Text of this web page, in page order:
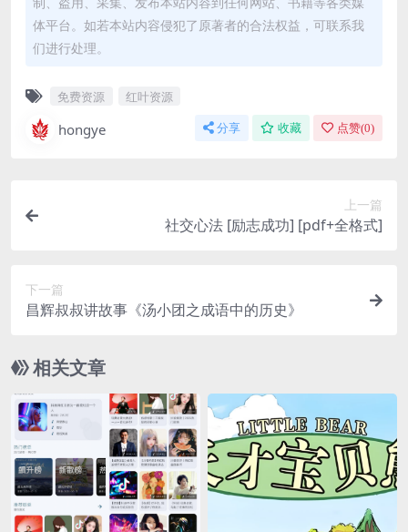
体平台。如若本站内容侵犯了原著者的合法权益，可联系我
们进行处理。
免费资源 红叶资源
hongye 分享 收藏 点赞(0)
上一篇
社交心法 [励志成功] [pdf+全格式]
下一篇
昌辉叔叔讲故事《汤小团之成语中的历史》
相关文章